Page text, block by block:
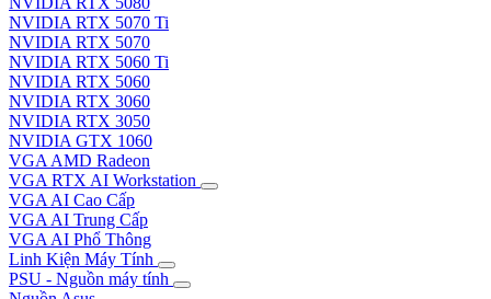
NVIDIA RTX 5070 Ti
NVIDIA RTX 5070
NVIDIA RTX 5060 Ti
NVIDIA RTX 5060
NVIDIA RTX 3060
NVIDIA RTX 3050
NVIDIA GTX 1060
VGA AMD Radeon
VGA RTX AI Workstation
VGA AI Cao Cấp
VGA AI Trung Cấp
VGA AI Phổ Thông
Linh Kiện Máy Tính
PSU - Nguồn máy tính